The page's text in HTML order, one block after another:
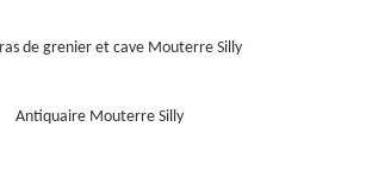
de grenier et cave Mouterre Silly
Antiquaire Mouterre Silly